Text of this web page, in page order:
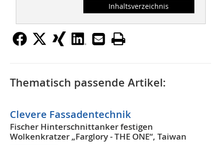
Inhaltsverzeichnis
Thematisch passende Artikel:
Clevere Fassadentechnik
Fischer Hinterschnittanker festigen
Wolkenkratzer „Farglory - THE ONE“, Taiwan